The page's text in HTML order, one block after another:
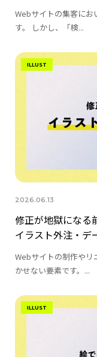
Webサイトの集客にお
す。 しかし、「検...
ILLUST
2026.06.13
修正が地獄になる
イラスト外注・デ
Webサイトの制作やリ
かせない要素です。...
ILLUST